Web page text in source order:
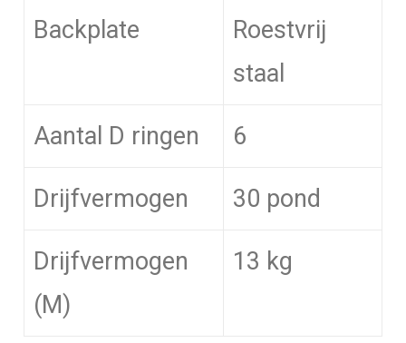
Backplate
Roestvrij
staal
Aantal D ringen 6
Drijfvermogen 30 pond
Drijfvermogen
(M)
13 kg